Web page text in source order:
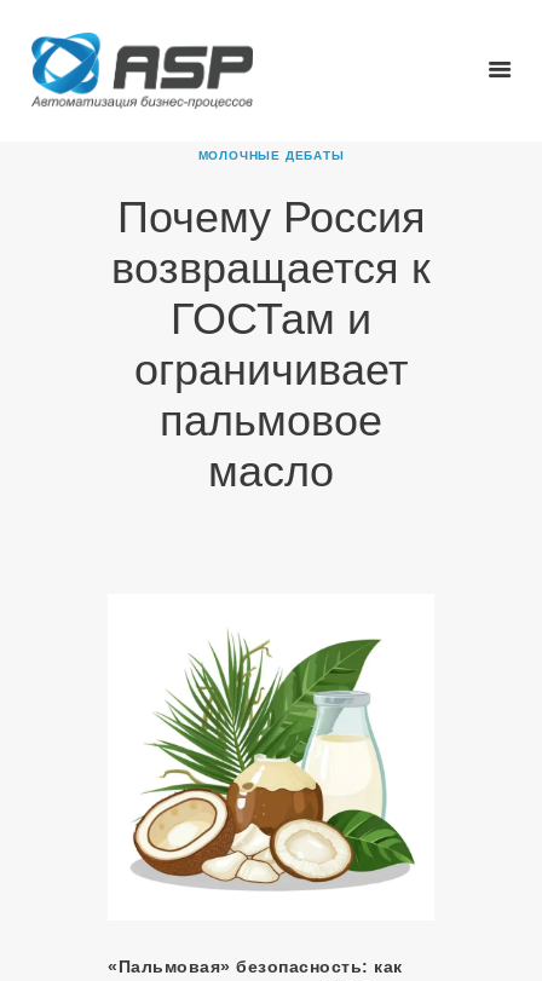
МОЛОЧНЫЕ ДЕБАТЫ
Почему Россия
возвращается к
ГОСТам и
ограничивает
пальмовое
масло
ГЛАВНАЯ
О КОМПАНИИ
ПРОДУКТЫ
НОВОСТИ
КАРЬЕРА
ПАРТНЕРЫ
КОНТАКТЫ
«Пальмовая» безопасность: как